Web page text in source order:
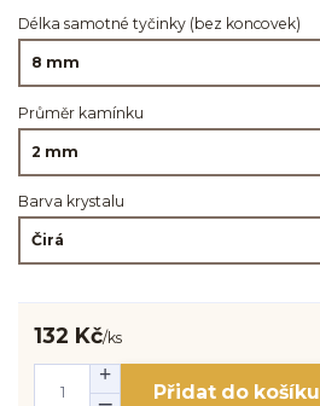
Délka samotné tyčinky (bez koncovek)
Průměr kamínku
Barva krystalu
132 Kč/ks
Přidat do košíku